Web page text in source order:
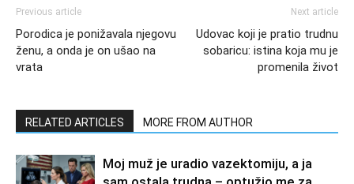
Previous article
Porodica je ponižavala njegovu
ženu, a onda je on ušao na
vrata
Next article
Udovac koji je pratio trudnu
sobaricu: istina koja mu je
promenila život
RELATED ARTICLES MORE FROM AUTHOR
Moj muž je uradio vazektomiju, a ja